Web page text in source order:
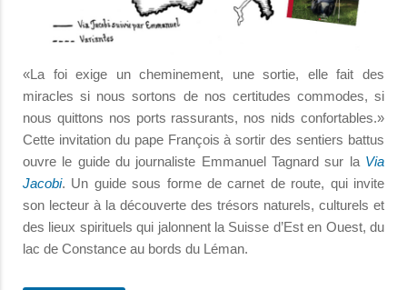
«La foi exige un cheminement, une sortie, elle fait des
miracles si nous sortons de nos certitudes commodes, si
nous quittons nos ports rassurants, nos nids confortables.»
Cette invitation du pape François à sortir des sentiers battus
ouvre le guide du journaliste Emmanuel Tagnard sur la Via
Jacobi. Un guide sous forme de carnet de route, qui invite
son lecteur à la découverte des trésors naturels, culturels et
des lieux spirituels qui jalonnent la Suisse d’Est en Ouest, du
lac de Constance au bords du Léman.